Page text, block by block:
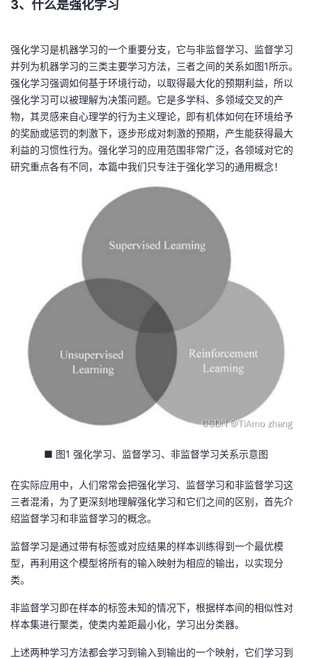
3、什么是强化学习
强化学习是机器学习的一个重要分支，它与非监督学习、监督学习
并列为机器学习的三类主要学习方法，三者之间的关系如图1所示。
强化学习强调如何基于环境行动，以取得最大化的预期利益，所以
强化学习可以被理解为决策问题。它是多学科、多领域交叉的产
物，其灵感来自心理学的行为主义理论，即有机体如何在环境给予
的奖励或惩罚的刺激下，逐步形成对刺激的预期，产生能获得最大
利益的习惯性行为。强化学习的应用范围非常广泛，各领域对它的
研究重点各有不同，本篇中我们只专注于强化学习的通用概念！
■ 图1 强化学习、监督学习、非监督学习关系示意图
在实际应用中，人们常常会把强化学习、监督学习和非监督学习这
三者混淆，为了更深刻地理解强化学习和它们之间的区别，首先介
绍监督学习和非监督学习的概念。
监督学习是通过带有标签或对应结果的样本训练得到一个最优模
型，再利用这个模型将所有的输入映射为相应的输出，以实现分
类。
非监督学习即在样本的标签未知的情况下，根据样本间的相似性对
样本集进行聚类，使类内差距最小化，学习出分类器。
上述两种学习方法都会学习到输入到输出的一个映射，它们学习到